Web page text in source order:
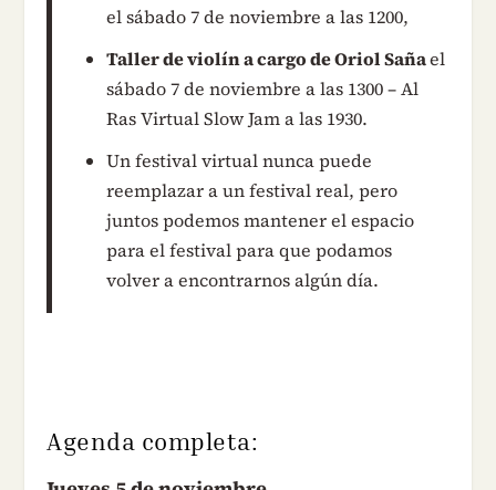
el sábado 7 de noviembre a las 1200,
Taller de violín a cargo de Oriol Sañael
sábado 7 de noviembre a las 1300 – Al
Ras Virtual Slow Jam a las 1930.
Un festival virtual nunca puede
reemplazar a un festival real, pero
juntos podemos mantener el espacio
para el festival para que podamos
volver a encontrarnos algún día.
Agenda completa: